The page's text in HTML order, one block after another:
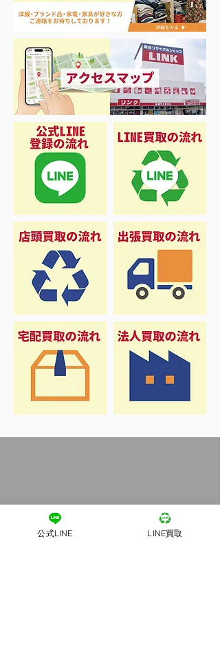
アップルウォッチ 第2世
代 A2723
公式LINE LINE買取